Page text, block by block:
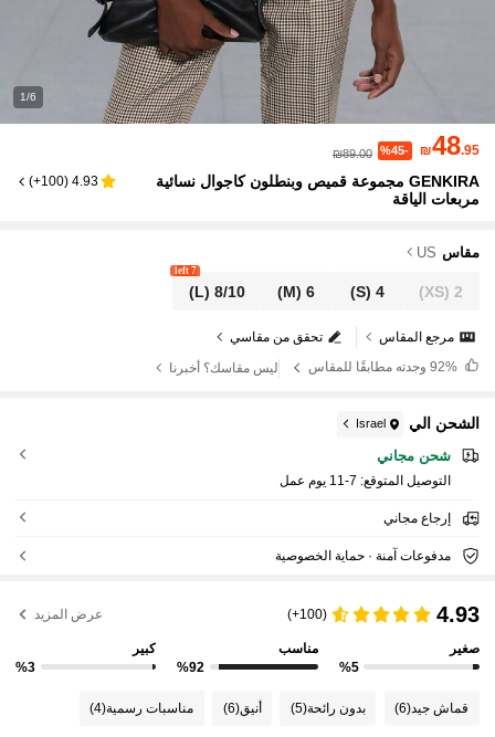
1/6
₪48.95
%45-
₪89.00
GENKIRA مجموعة قميص وبنطلون كاجوال نسائية
مربعات الياقة
4.93
(
100+
)
مقاس US
2
(XS)
4
(S)
6
(M)
8/10
(L)
7 left
تحقق من مقاسي
مرجع المقاس
وجدته مطابقًا للمقاس ليس مقاسك؟ أخبرنا
الشحن الي Israel
شحن مجاني
التوصيل المتوقع: 7-11 يوم عمل
إرجاع مجاني
مدفوعات آمنة · حماية الخصوصية
4.93
(100+) عرض المزيد
صغير
%5
مناسب
%92
كبير
%3
قماش جيد(6) بدون رائحة(5) أنيق(6) مناسبات رسمية(4)